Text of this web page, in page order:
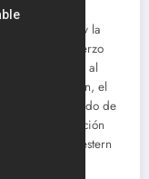
una obra
melancólico y la
su único esfuerzo
del género al
la traición, el
El film, cargado de
en una meditación
el western